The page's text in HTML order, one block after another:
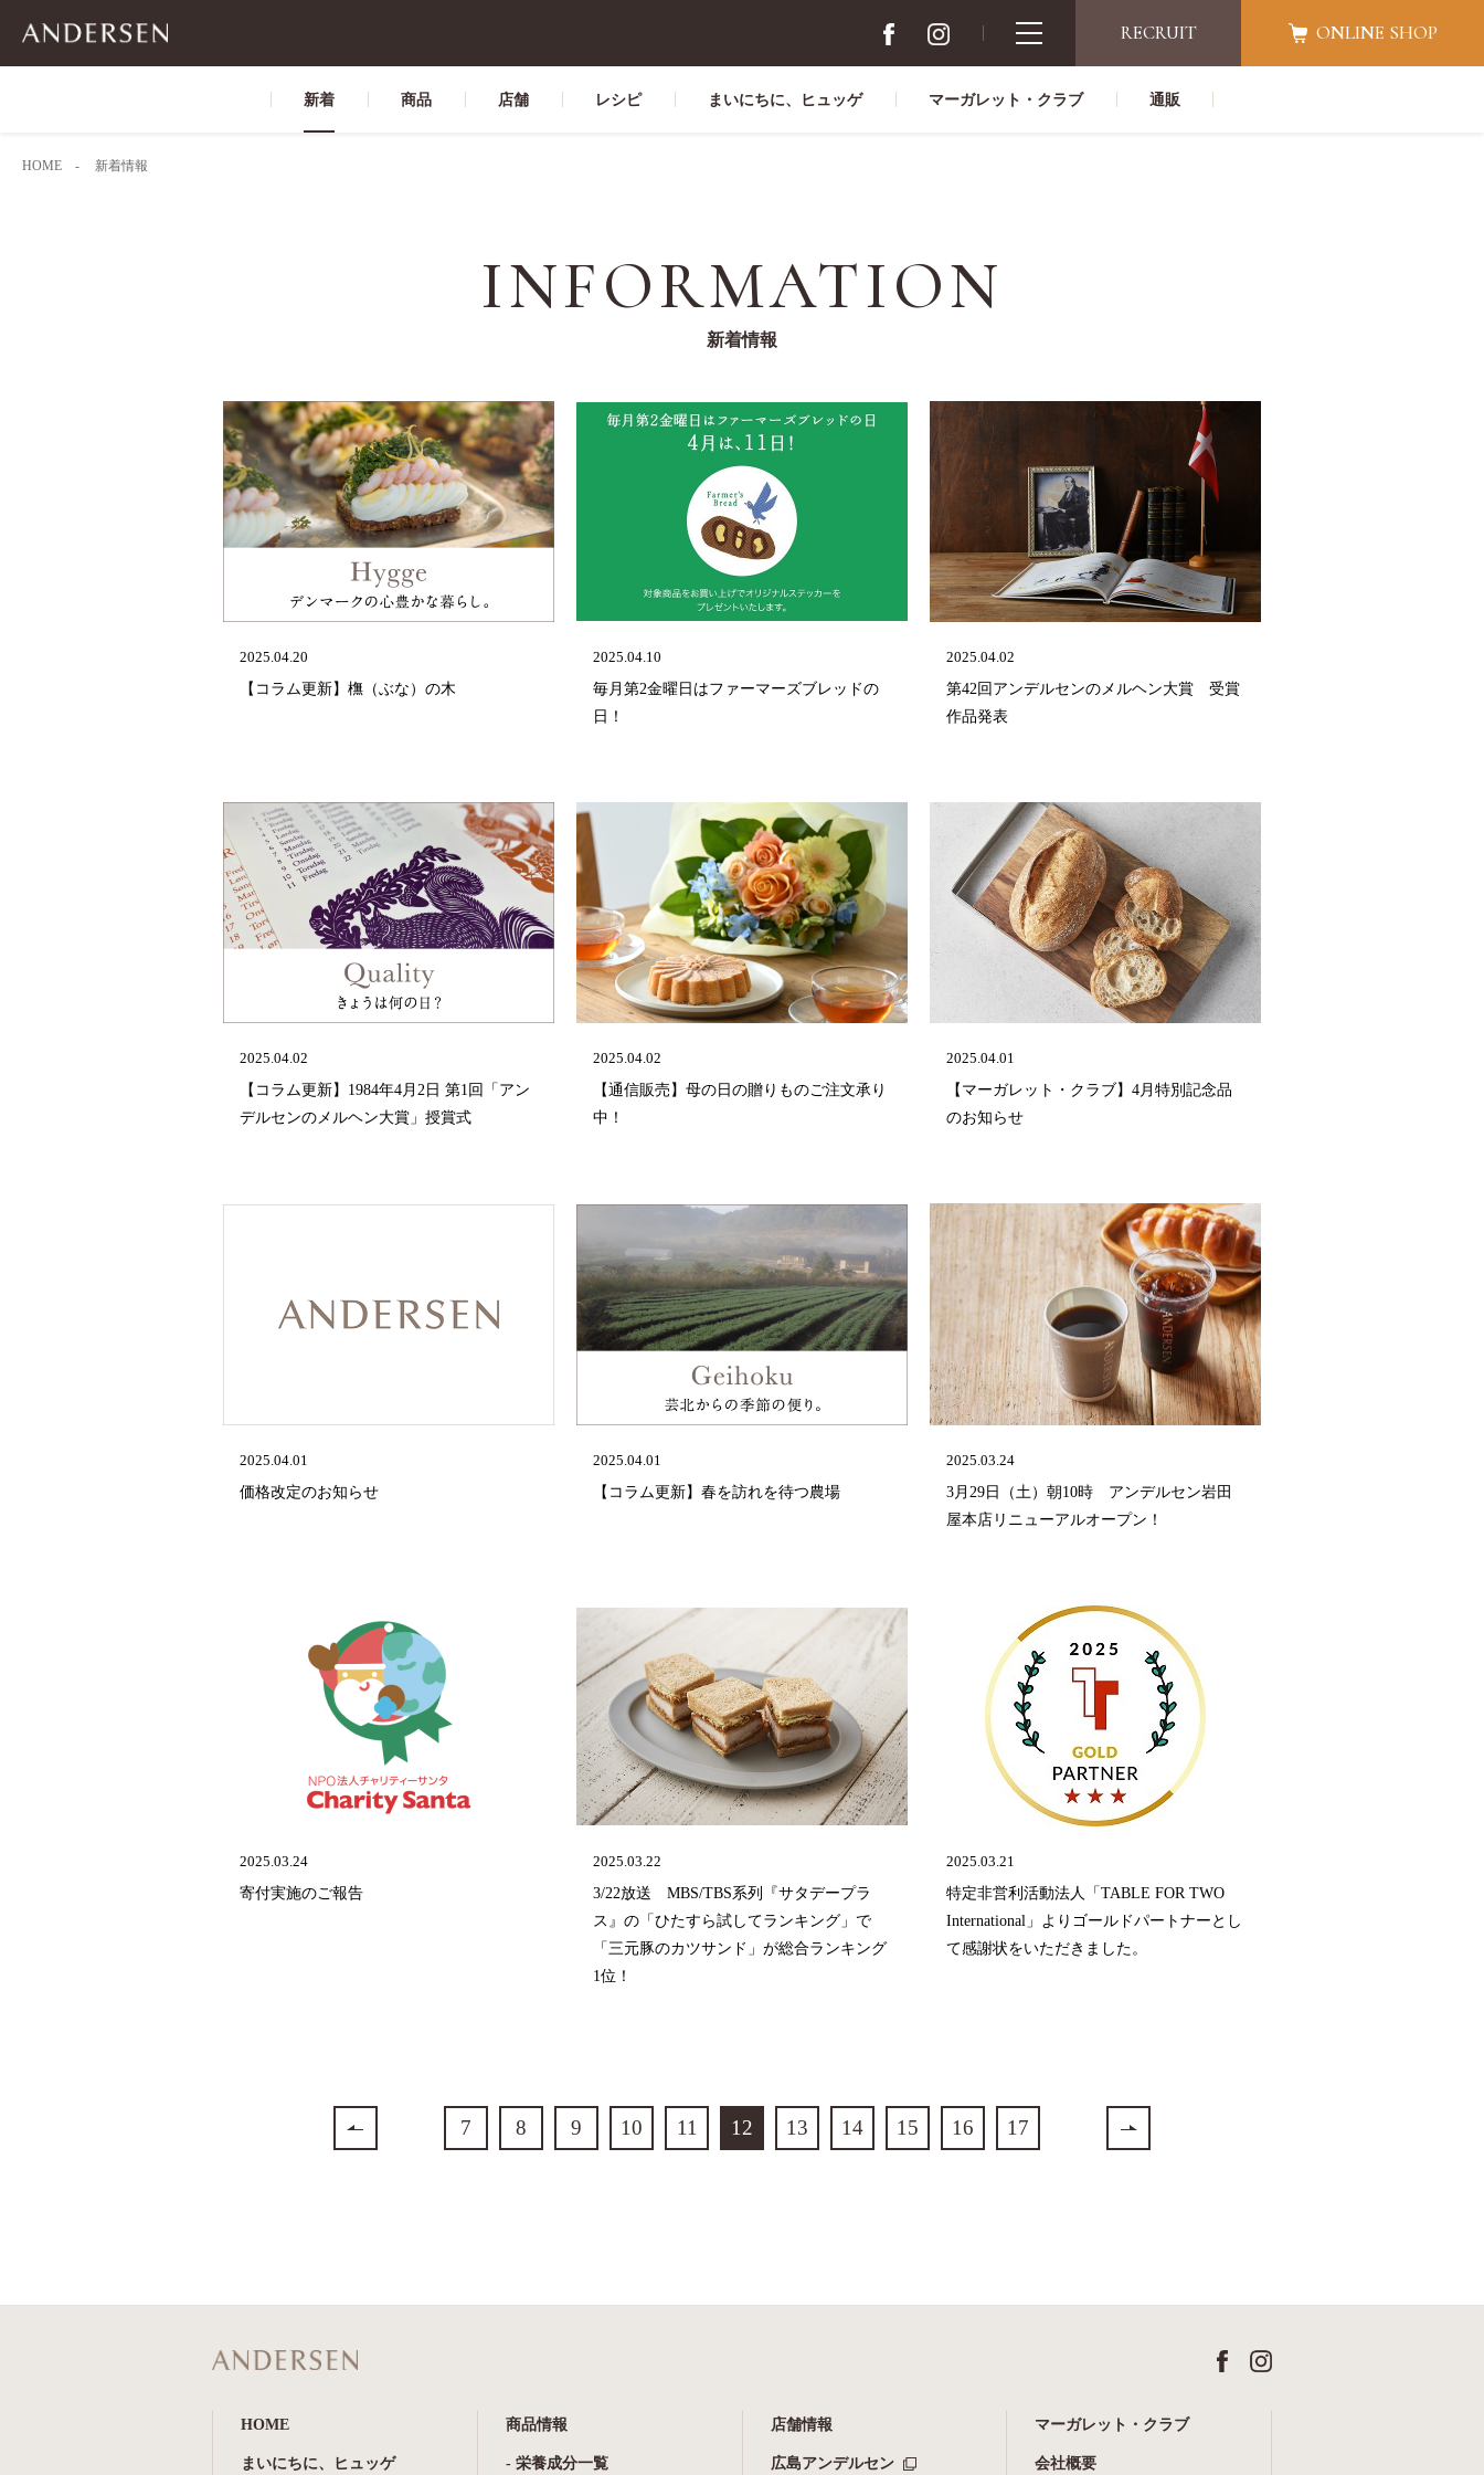
RECRUIT ONLINE SHOP
新着 商品 店舗 レシピ まいにちに、ヒュッゲ マーガレット・クラブ 通販
HOME 新着情報
INFORMATION
新着情報
2025.04.20
【コラム更新】橅（ぶな）の木
2025.04.10
毎月第2金曜日はファーマーズブレッドの
日！
2025.04.02
第42回アンデルセンのメルヘン大賞 受賞
作品発表
2025.04.02
【コラム更新】1984年4月2日 第1回「アン
デルセンのメルヘン大賞」授賞式
2025.04.02
【通信販売】母の日の贈りものご注文承り
中！
2025.04.01
【マーガレット・クラブ】4月特別記念品
のお知らせ
2025.04.01
価格改定のお知らせ
2025.04.01
【コラム更新】春を訪れを待つ農場
2025.03.24
3月29日（土）朝10時 アンデルセン岩田
屋本店リニューアルオープン！
2025.03.24
寄付実施のご報告
2025.03.22
3/22放送 MBS/TBS系列『サタデープラ
ス』の「ひたすら試してランキング」で
「三元豚のカツサンド」が総合ランキング
1位！
2025.03.21
特定非営利活動法人「TABLE FOR TWO
International」よりゴールドパートナーとし
て感謝状をいただきました。
7 8 9 10 11 12 13 14 15 16 17
HOME
まいにちに、ヒュッゲ
商品情報
- 栄養成分一覧
店舗情報
広島アンデルセン
マーガレット・クラブ
会社概要